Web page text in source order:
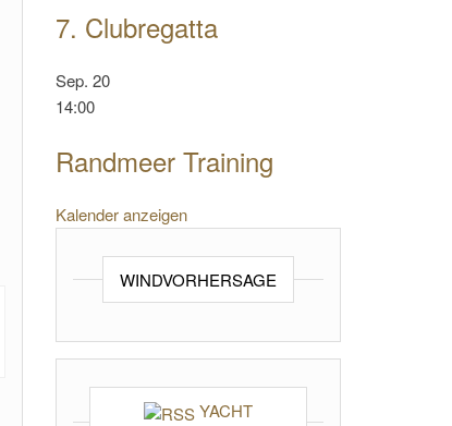
7. Clubregatta
Sep. 20
14:00
Randmeer Training
Kalender anzeigen
WINDVORHERSAGE
YACHT